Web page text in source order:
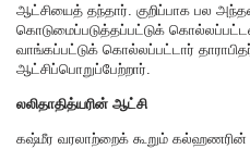
ஆட்சியைத் தந்தார். குறிப்பாக பல
கொடுமைப்படுத்தப்பட்டுக்
வாங்கப்பட்டுக் கொல்லப்பட்டார்
ஆட்சிப்பொறுப்பேற்றார்.
லலிதாதித்யரின் ஆட்சி
கஷ்மீர வரலாற்றைக் கூறும் கல்ஹணரின்